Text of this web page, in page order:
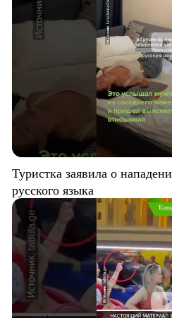
Туристка заявила о
русского языка